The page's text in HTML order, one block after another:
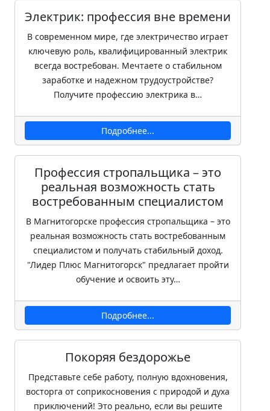
Электрик: профессия вне времени
В современном мире, где электричество играет
ключевую роль, квалифицированный электрик
всегда востребован. Мечтаете о стабильном
заработке и надежном трудоустройстве?
Получите профессию электрика в…
Подробнее...
Профессия стропальщика – это
реальная возможность стать
востребованным специалистом
В Магнитогорске профессия стропальщика – это
реальная возможность стать востребованным
специалистом и получать стабильный доход.
"Лидер Плюс Магнитогорск" предлагает пройти
обучение и освоить эту…
Подробнее...
Покоряя бездорожье
Представьте себе работу, полную вдохновения,
восторга от соприкосновения с природой и духа
приключений! Это реально, если вы решите